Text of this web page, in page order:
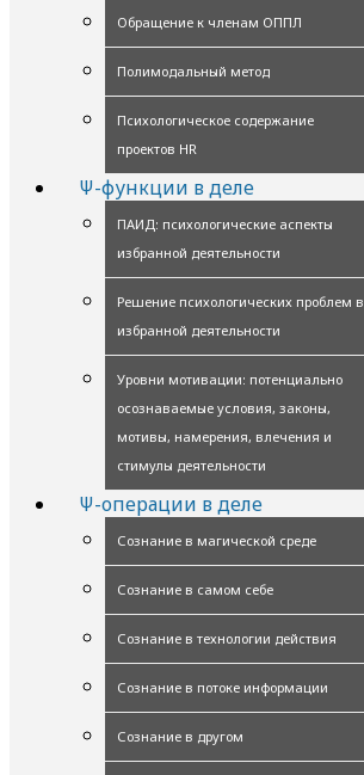
Обращение к членам ОППЛ
Полимодальный метод
Психологическое содержание
проектов HR
Ψ-функции в деле
ПАИД: психологические аспекты
избранной деятельности
Решение психологических проблем в
избранной деятельности
Уровни мотивации: потенциально
осознаваемые условия, законы,
мотивы, намерения, влечения и
стимулы деятельности
Ψ-операции в деле
Сознание в магической среде
Сознание в самом себе
Сознание в технологии действия
Сознание в потоке информации
Сознание в другом